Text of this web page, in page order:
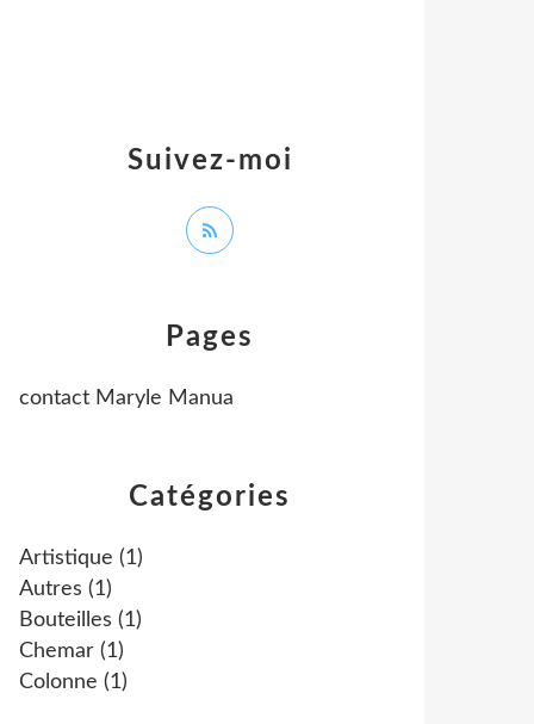
Catégories
Artistique (1)
Autres (1)
Bouteilles (1)
Chemar (1)
Colonne (1)
Pages
contact Maryle Manua
Suivez-moi